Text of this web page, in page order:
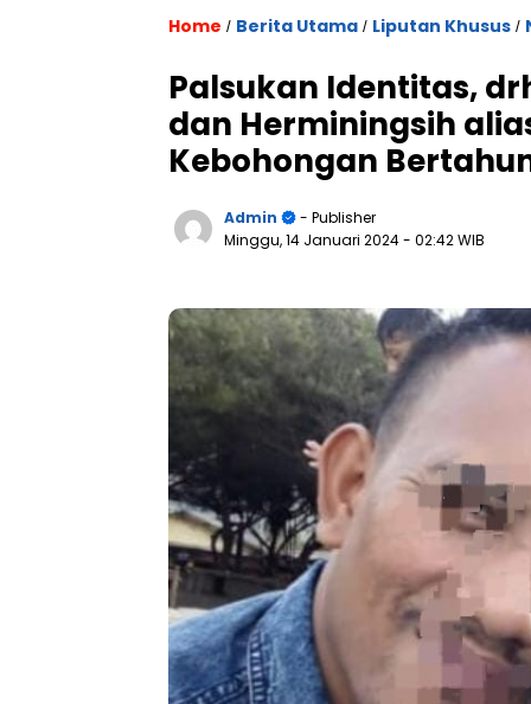
Home / Berita Utama / Liputan Khusus /
Palsukan Identitas,
dan Herminingsih
Kebohongan
Admin
- Publisher
Minggu, 14 Januari 2024- 02:42 WIB